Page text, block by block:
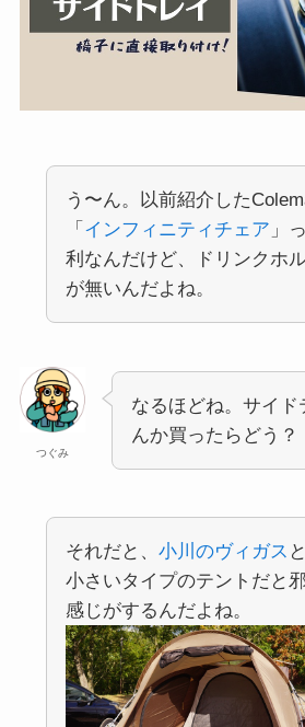
う〜ん。以前紹介した
「 インフィニティチェア 」
利なんだけど、ドリンクホ
が無いんだよね。
つぐみ
なるほどね。サイド
んか買ったらどう？
それだと、 小川のヴィガス
小さいタイプのテントだと
感じがするんだよね。